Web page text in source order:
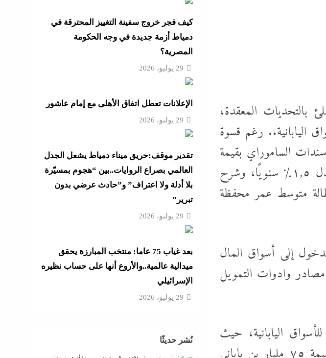
صدمة الذخيرة وتخصص 110
مليار...
هل اشتعل فتيل الحرب
العالمية؟..هجوم أوكراني على
بالتحديات المعقدة،
اليابانية.. رغم قسوة
الساموراي بقيمة
٧٥ مليار ين ياباني، وحصلنا على تسعير متميز للعائد الدوري بمعدل ١,٥٪ سنويًا، وشرح
يساعدنا على إطالة متوسط عمر محفظة
إلى أسواق المال
تنويع مصادر وادوات التمويل
اليابانية، حيث
كيف فجر خروج سفينة التغييز المحترقة في
دمياط أزمة جديدة في وجه الحكومة
المصرية؟
29 يوليو، 2026
الإعلانات تعطل اتفاق الأهلى مع إمام عاشور
29 يوليو، 2026
تقدير موقف:حريق ميناء دمياط يشعل الجدل
العالمي بصراع الروايات..بين “هجوم بمسيّرة
بلا أدلة ولا اعتراف” و”حادث عرضي بدون
تبرير”
29 يوليو، 2026
بعد غياب 75 عاما: منتخب المبارزة يحقق
ميدالية عالمية..والأروع أنها على حساب نظيره
الإسرائيلي
29 يوليو، 2026
نُشر حديثًا